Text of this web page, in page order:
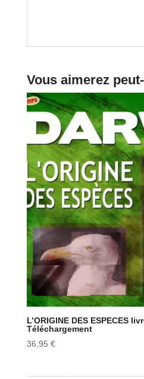
Vous aimerez
L’ORIGINE DES ESPECES
Téléchargement
36,95 €